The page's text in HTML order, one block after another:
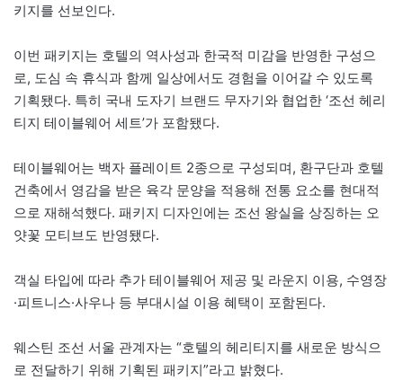
키지를 선보인다.
이번 패키지는 호텔의 역사성과 한국적 미감을 반영한 구성으
로, 도심 속 휴식과 함께 일상에서도 경험을 이어갈 수 있도록
기획됐다. 특히 국내 도자기 브랜드 무자기와 협업한 ‘조선 헤리
티지 테이블웨어 세트’가 포함됐다.
테이블웨어는 백자 플레이트 2종으로 구성되며, 환구단과 호텔
건축에서 영감을 받은 육각 문양을 적용해 전통 요소를 현대적
으로 재해석했다. 패키지 디자인에는 조선 왕실을 상징하는 오
얏꽃 모티브도 반영됐다.
객실 타입에 따라 추가 테이블웨어 제공 및 라운지 이용, 수영장
·피트니스·사우나 등 부대시설 이용 혜택이 포함된다.
웨스틴 조선 서울 관계자는 “호텔의 헤리티지를 새로운 방식으
로 전달하기 위해 기획된 패키지”라고 밝혔다.